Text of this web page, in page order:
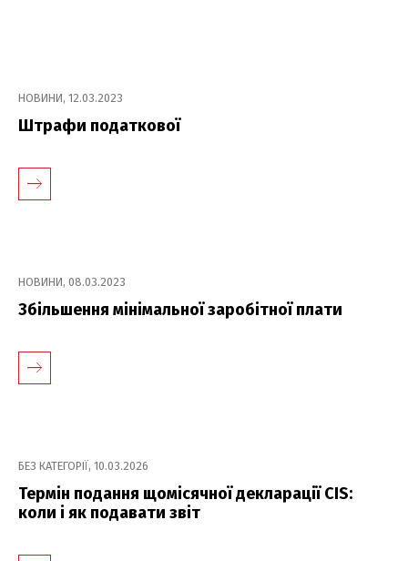
НОВИНИ, 12.03.2023
Штрафи податкової
НОВИНИ, 08.03.2023
Збільшення мінімальної заробітної плати
БЕЗ КАТЕГОРІЇ, 10.03.2026
Термін подання щомісячної декларації CIS:
коли і як подавати звіт